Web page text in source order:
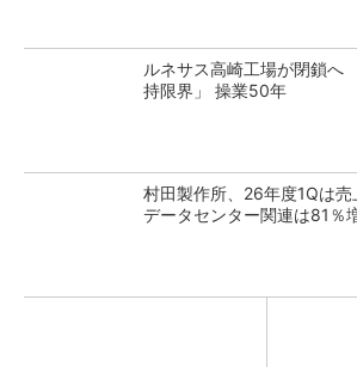
ルネサス高崎工場が閉鎖へ
持限界」 操業50年
村田製作所、26年度1Qは
データセンター関連は81％